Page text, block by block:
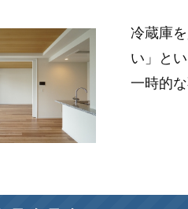
冷蔵庫
い」と
一時的